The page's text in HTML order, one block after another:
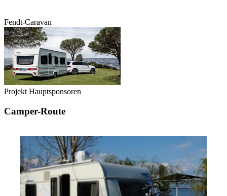
Fendt-Caravan
Projekt Hauptsponsoren
Camper-Route